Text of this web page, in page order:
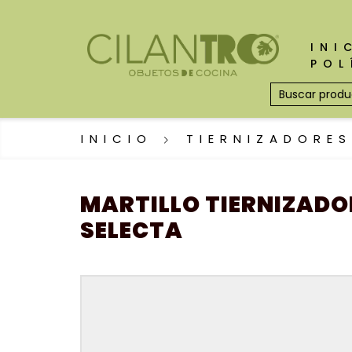
INICIO
MARTILLO
SELECTA